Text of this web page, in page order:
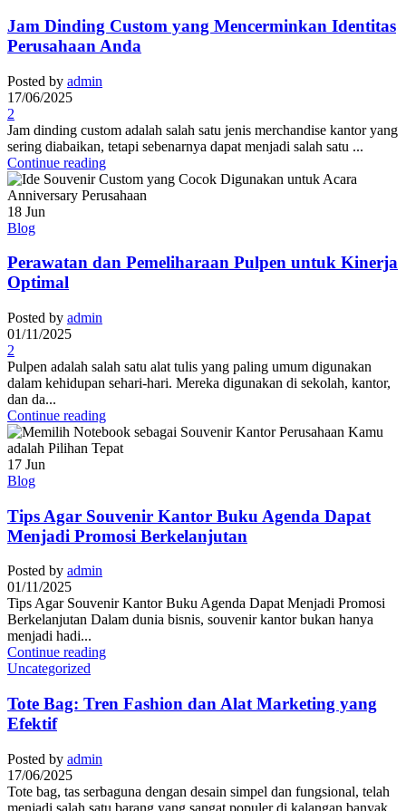
Jam Dinding Custom yang Mencerminkan Identitas
Perusahaan Anda
Posted by admin
17/06/2025
2
Jam dinding custom adalah salah satu jenis merchandise kantor yang
sering diabaikan, tetapi sebenarnya dapat menjadi salah satu ...
Continue reading
18 Jun
Blog
Perawatan dan Pemeliharaan Pulpen untuk Kinerja
Optimal
Posted by admin
01/11/2025
2
Pulpen adalah salah satu alat tulis yang paling umum digunakan
dalam kehidupan sehari-hari. Mereka digunakan di sekolah, kantor,
dan da...
Continue reading
17 Jun
Blog
Tips Agar Souvenir Kantor Buku Agenda Dapat
Menjadi Promosi Berkelanjutan
Posted by admin
01/11/2025
Tips Agar Souvenir Kantor Buku Agenda Dapat Menjadi Promosi
Berkelanjutan Dalam dunia bisnis, souvenir kantor bukan hanya
menjadi hadi...
Continue reading
Uncategorized
Tote Bag: Tren Fashion dan Alat Marketing yang
Efektif
Posted by admin
17/06/2025
Tote bag, tas serbaguna dengan desain simpel dan fungsional, telah
menjadi salah satu barang yang sangat populer di kalangan banyak